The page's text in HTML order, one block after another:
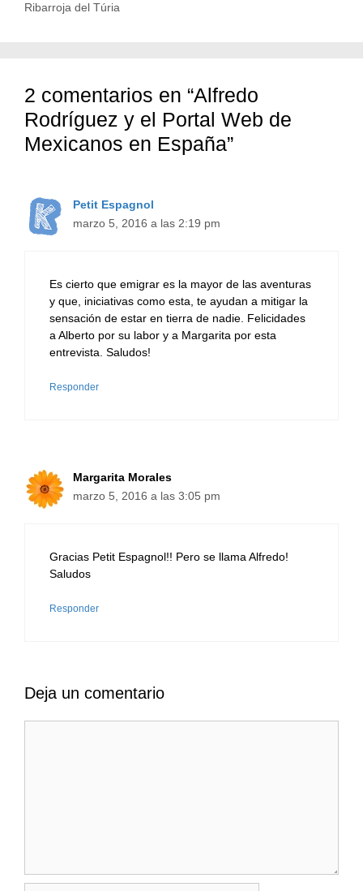
Ribarroja del Túria
2 comentarios en “Alfredo
Rodríguez y el Portal Web de
Mexicanos en España”
Petit Espagnol
marzo 5, 2016 a las 2:19 pm
Es cierto que emigrar es la mayor de las aventuras
y que, iniciativas como esta, te ayudan a mitigar la
sensación de estar en tierra de nadie. Felicidades
a Alberto por su labor y a Margarita por esta
entrevista. Saludos!
Responder
Margarita Morales
marzo 5, 2016 a las 3:05 pm
Gracias Petit Espagnol!! Pero se llama Alfredo!
Saludos
Responder
Deja un comentario